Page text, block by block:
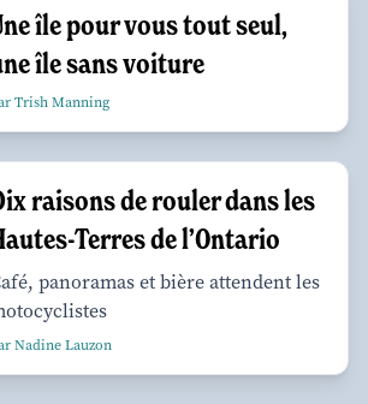
île pour vous tout seul,
île sans voiture
Trish Manning
raisons de rouler dans les
Terres de l’Ontario
panoramas et bière attendent les
Nadine Lauzon